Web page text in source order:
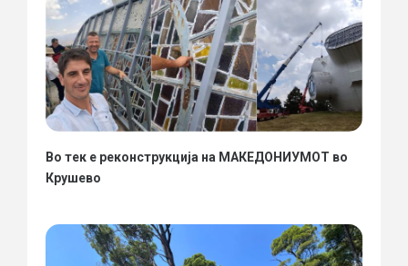
Во тек е реконструкција на МАКЕДОНИУМОТ во
Крушево